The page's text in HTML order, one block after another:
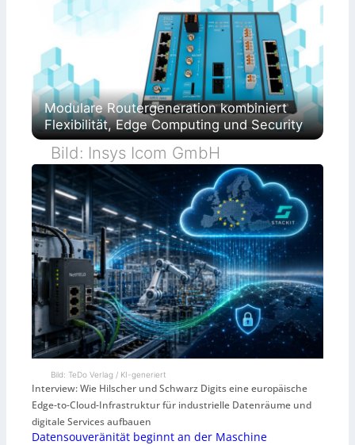
Modulare Routergeneration kombiniert
Flexibilität, Edge Computing und Security
Bild: Insys Icom GmbH
Bild: TeDo Verlag / KI-generiert
Interview: Wie Hilscher und Schwarz Digits eine europäische
Edge-to-Cloud-Infrastruktur für industrielle Datenräume und
digitale Services aufbauen
Datensouveränität beginnt an der Maschine